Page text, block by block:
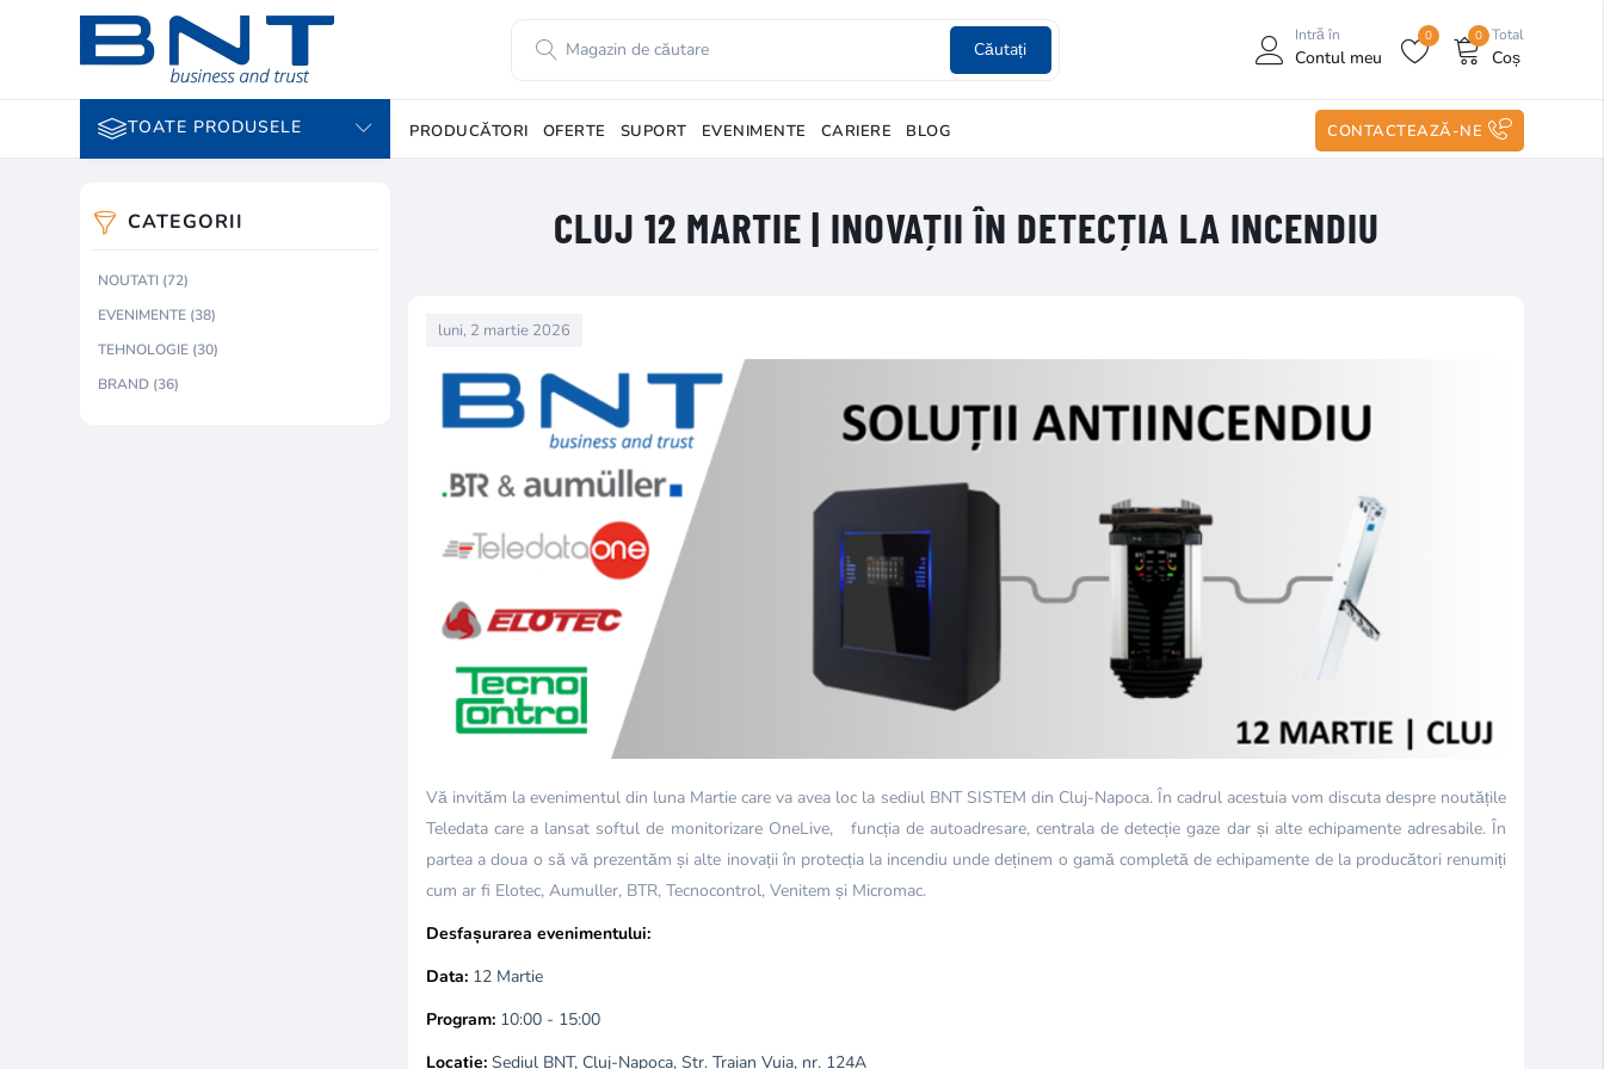
Căutați
Intră în
Contul meu
0 Total
Coș
0
TOATE PRODUSELE PRODUCĂTORI OFERTE SUPORT EVENIMENTE CARIERE BLOG CONTACTEAZĂ-NE
CATEGORII
NOUTATI (72)
EVENIMENTE (38)
TEHNOLOGIE (30)
BRAND (36)
CLUJ 12 MARTIE | INOVAȚII ÎN DETECȚIA LA INCENDIU
luni, 2 martie 2026
Vă invităm la evenimentul din luna Martie care va avea loc la sediul BNT SISTEM din Cluj-Napoca. În cadrul acestuia vom discuta despre noutățile
Teledata care a lansat softul de monitorizare OneLive, funcția de autoadresare, centrala de detecție gaze dar și alte echipamente adresabile. În
partea a doua o să vă prezentăm și alte inovații în protecția la incendiu unde deținem o gamă completă de echipamente de la producători renumiți
cum ar fi Elotec, Aumuller, BTR, Tecnocontrol, Venitem și Micromac.
Desfașurarea evenimentului:
Data: 12 Martie
Program: 10:00 - 15:00
Locație: Sediul BNT, Cluj-Napoca, Str. Traian Vuia, nr. 124A